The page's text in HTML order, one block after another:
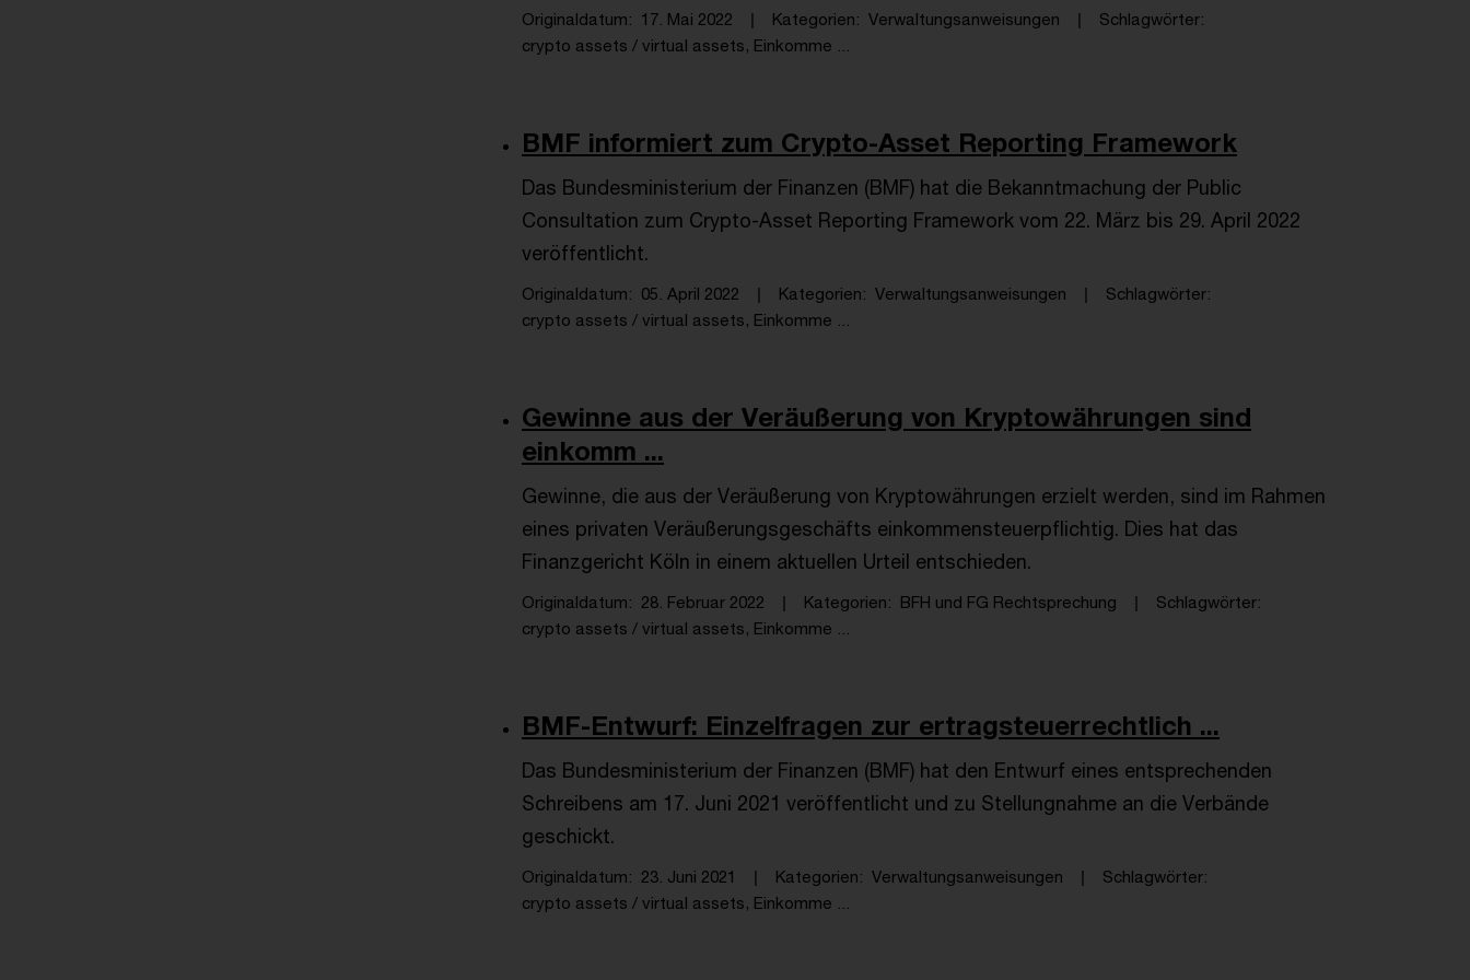
Originaldatum 17. Mai 2022 Kategorien Verwaltungsanweisungen
Schlagwörter
crypto assets / virtual assets, Einkomme ...
BMF informiert zum Crypto-Asset Reporting Framework
Das Bundesministerium der Finanzen (BMF) hat die Bekanntmachung der Public
Consultation zum Crypto-Asset Reporting Framework vom 22. März bis 29. April 2022
veröffentlicht.
Originaldatum 05. April 2022 Kategorien Verwaltungsanweisungen
Schlagwörter
crypto assets / virtual assets, Einkomme ...
Gewinne aus der Veräußerung von Kryptowährungen sind
einkomm ...
Gewinne, die aus der Veräußerung von Kryptowährungen erzielt werden, sind im Rahmen
eines privaten Veräußerungsgeschäfts einkommensteuerpflichtig. Dies hat das
Finanzgericht Köln in einem aktuellen Urteil entschieden.
Originaldatum 28. Februar 2022 Kategorien BFH und FG Rechtsprechung
Schlagwörter
crypto assets / virtual assets, Einkomme ...
BMF-Entwurf: Ein­zel­fra­gen zur er­trag­steu­er­recht­li­ch ...
Das Bundesministerium der Finanzen (BMF) hat den Entwurf eines entsprechenden
Schreibens am 17. Juni 2021 veröffentlicht und zu Stellungnahme an die Verbände
geschickt.
Originaldatum 23. Juni 2021 Kategorien Verwaltungsanweisungen
Schlagwörter
crypto assets / virtual assets, Einkomme ...